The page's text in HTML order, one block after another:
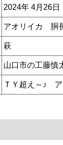
2024年 4月26日
アオリイカ 胴
萩
山口市の工藤慎
ＴＹ超え～♪ ア